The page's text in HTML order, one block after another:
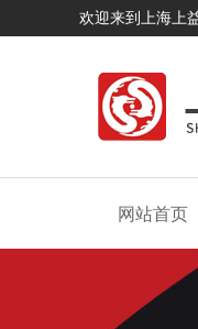
欢迎来到上海上
网站首页